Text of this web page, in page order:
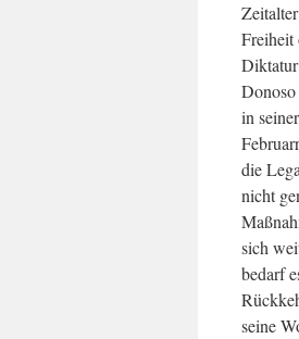
Freiheit
in
die
nicht
sich
bedarf
seine